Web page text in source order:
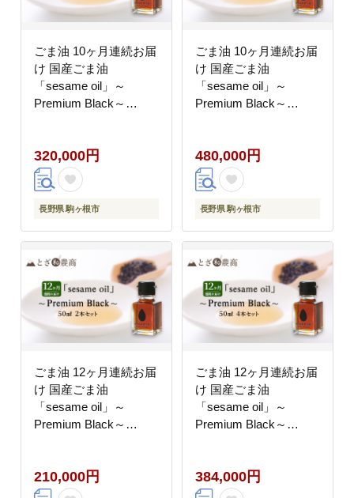
ごま油 10ヶ月連続お届
け 国産ごま油
「sesame oil」～
Premium Black～
料 長野県駒ケ根市産
320,000円
長野県 駒ヶ根市
ごま油 10ヶ月連続お届
け 国産ごま油
「sesame oil」～
Premium Black～
料 長野県駒ケ根市産
480,000円
長野県 駒ヶ根市
ごま油 12ヶ月連続お届
け 国産ごま油
「sesame oil」～
Premium Black～
料 長野県駒ケ根市産
210,000円
ごま油 12ヶ月連続お届
け 国産ごま油
「sesame oil」～
Premium Black～
料 長野県駒ケ根市産
384,000円